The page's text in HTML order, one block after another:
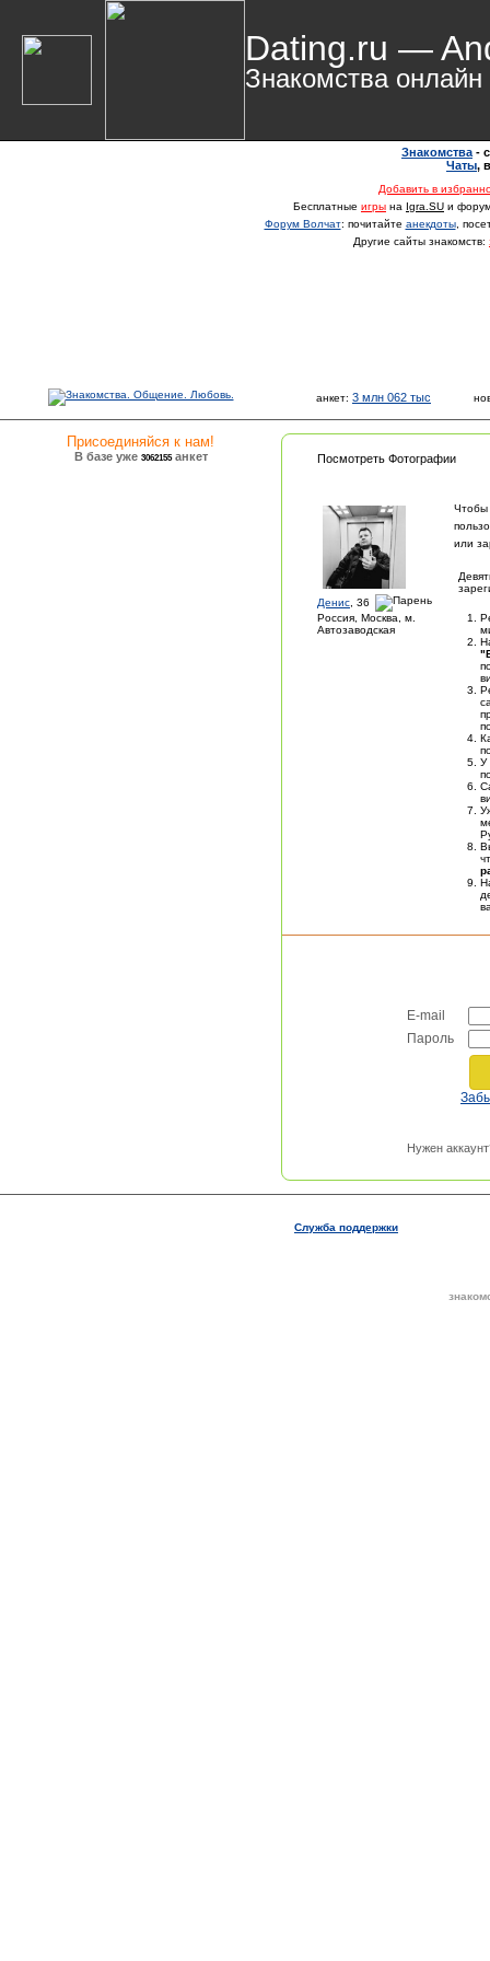
Dating.ru —
Знакомства онлайн
Знакомства -
Чаты,
Добавить в
Бесплатные игры на Igra.SU и
Форум Волчат: почитайте анекдоты,
Другие сайты знакомств:
анкет: 3 млн 062 тыс
Присоединяйся к нам!
В базе уже 3062155анкет Посмотреть Фотографии
Денис , 36
Россия, Москва, м.
Автозаводская
Чтобы
или
У
E-mail
Пароль
Нужен
Служба поддержки